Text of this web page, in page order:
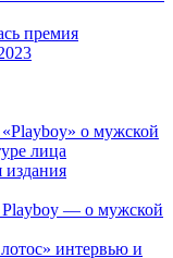
премия
о мужской
лица
издания
— о мужской
интервью и